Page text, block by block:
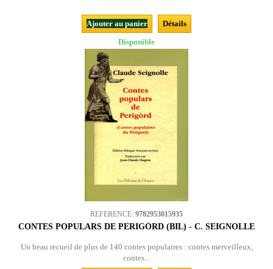
Ajouter au panier
Détails
Disponible
REFERENCE: 9782953015935
CONTES POPULARS DE PERIGÒRD (BIL) - C. SEIGNOLLE
Un beau recueil de plus de 140 contes populaires : contes merveilleux,
contes...